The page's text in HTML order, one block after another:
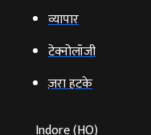
व्‍यापार
टेक्‍नोलॉजी
ज़रा हटके